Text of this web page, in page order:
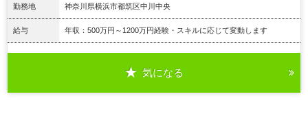
勤務地 神奈川県横浜市都筑区中川中央
給与 年収：500万円～1200万円経験・スキルに応じて変動します
気になる